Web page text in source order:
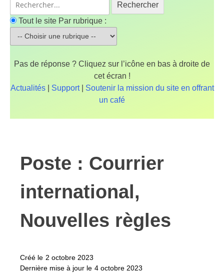
Rechercher
Tout le site Par rubrique :
Pas de réponse ? Cliquez sur l’icône en bas à droite de
cet écran !
Actualités| Support| Soutenir la mission du site en offrant
un café
Poste : Courrier
international,
Nouvelles règles
Créé le 2 octobre 2023
Dernière mise à jour le 4 octobre 2023